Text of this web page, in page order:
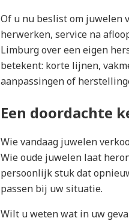
Of u nu beslist om juwelen
herwerken, service na
Limburg over een eigen
betekent: korte lijnen,
aanpassingen of
Een doordachte
Wie vandaag juwelen
Wie oude juwelen laat
persoonlijk stuk dat
passen bij uw situatie.
Wilt u weten wat in uw